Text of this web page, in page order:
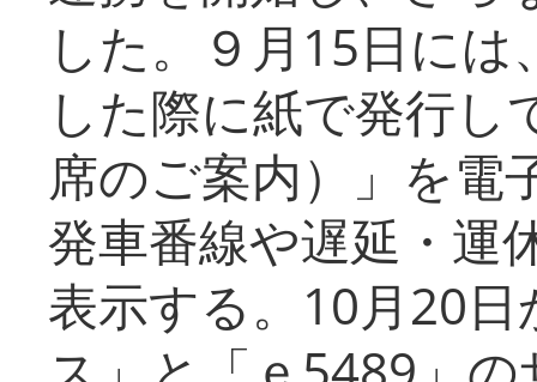
した。９月15日に
した際に紙で発行し
席のご案内）」を電
発車番線や遅延・運
表示する。10月20